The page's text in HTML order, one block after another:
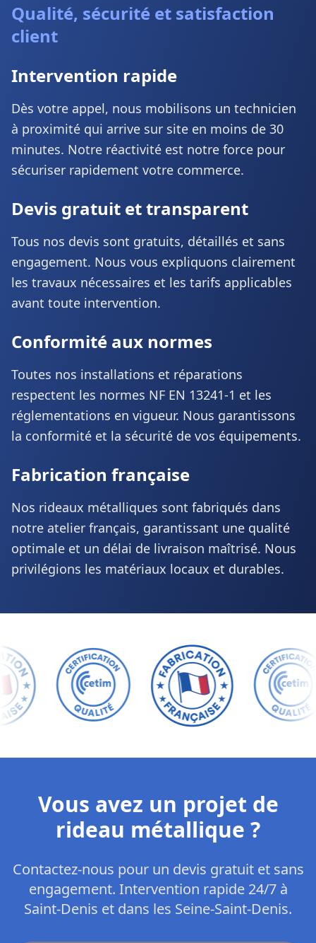
Qualité, sécurité et satisfaction
client
Intervention rapide
Dès votre appel, nous mobilisons un technicien
à proximité qui arrive sur site en moins de 30
minutes. Notre réactivité est notre force pour
sécuriser rapidement votre commerce.
Devis gratuit et transparent
Tous nos devis sont gratuits, détaillés et sans
engagement. Nous vous expliquons clairement
les travaux nécessaires et les tarifs applicables
avant toute intervention.
Conformité aux normes
Toutes nos installations et réparations
respectent les normes NF EN 13241-1 et les
réglementations en vigueur. Nous garantissons
la conformité et la sécurité de vos équipements.
Fabrication française
Nos rideaux métalliques sont fabriqués dans
notre atelier français, garantissant une qualité
optimale et un délai de livraison maîtrisé. Nous
privilégions les matériaux locaux et durables.
Vous avez un projet de
rideau métallique ?
Contactez-nous pour un devis gratuit et sans
engagement. Intervention rapide 24/7 à
Saint-Denis et dans les Seine-Saint-Denis.